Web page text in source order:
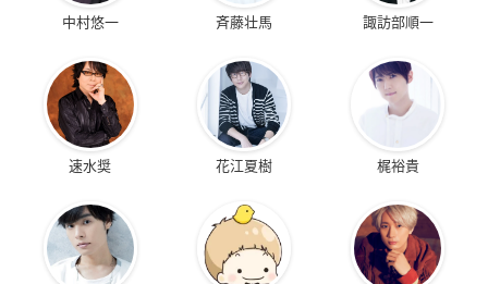
中村悠一 斉藤壮馬 諏訪部順一
速水奨 花江夏樹 梶裕貴